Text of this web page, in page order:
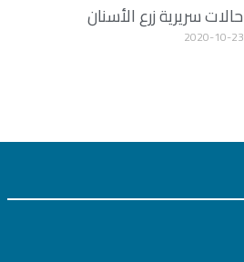
حالات سريرية زرع الأسنان
2020-10-23